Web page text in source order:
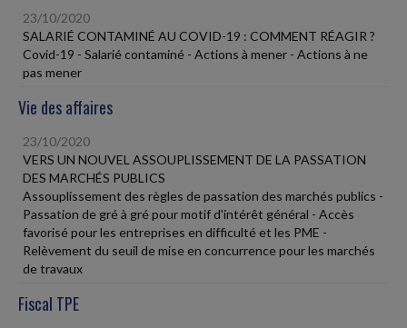
23/10/2020
SALARIÉ CONTAMINÉ AU COVID-19 : COMMENT RÉAGIR ?
Covid-19 - Salarié contaminé - Actions à mener - Actions à ne
pas mener
Vie des affaires
23/10/2020
VERS UN NOUVEL ASSOUPLISSEMENT DE LA PASSATION
DES MARCHÉS PUBLICS
Assouplissement des règles de passation des marchés publics -
Passation de gré à gré pour motif d'intérêt général - Accès
favorisé pour les entreprises en difficulté et les PME -
Relèvement du seuil de mise en concurrence pour les marchés
de travaux
Fiscal TPE